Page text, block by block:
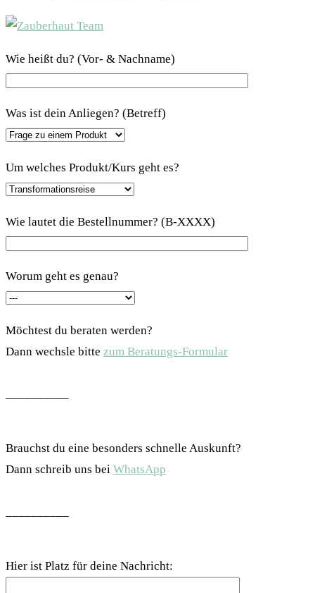
Wie heißt du? (Vor- & Nachname)
Was ist dein Anliegen? (Betreff)
Um welches Produkt/Kurs geht es?
Wie lautet die Bestellnummer? (B-XXXX)
Worum geht es genau?
Möchtest du beraten werden?
Dann wechsle bitte zum Beratungs-Formular
Brauchst du eine besonders schnelle Auskunft?
Dann schreib uns bei WhatsApp
Hier ist Platz für deine Nachricht: